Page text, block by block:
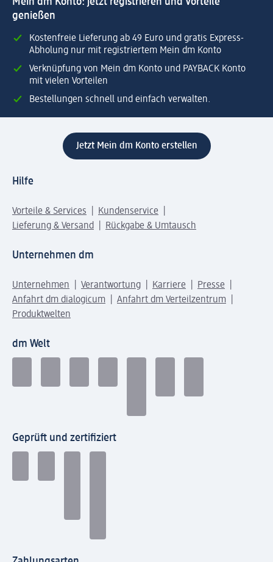
genießen
Kostenfreie Lieferung ab 49 Euro und gratis Express-
Abholung nur mit registriertem Mein dm Konto
Verknüpfung von Mein dm Konto und PAYBACK Konto
mit vielen Vorteilen
Bestellungen schnell und einfach verwalten.
Jetzt Mein dm Konto erstellen
Hilfe
Vorteile & Services
Kundenservice
Lieferung & Versand
Rückgabe & Umtausch
Unternehmen dm
Unternehmen Verantwortung Karriere
Presse
Anfahrt dm dialogicum
Anfahrt dm Verteilzentrum
Produktwelten
dm Welt
Geprüft und zertifiziert